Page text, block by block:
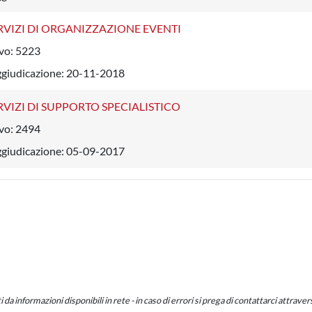
DI ORGANIZZAZIONE EVENTI
5223
20-11-2018
DI SUPPORTO SPECIALISTICO
2494
05-09-2017
informazioni disponibili in rete - in caso di errori si prega di contattarci